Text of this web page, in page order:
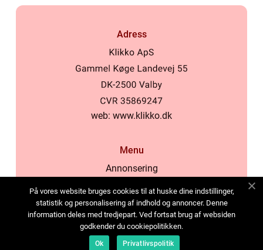
Adress
web: www.klikko.dk
Menu
Annonsering
Cookies
Kontakta oss
Sitemap
På vores website bruges cookies til at huske dine indstillinger,
statistik og personalisering af indhold og annoncer. Denne
information deles med tredjepart. Ved fortsat brug af websiden
godkender du cookiepolitikken.
Ok Privatlivspolitik